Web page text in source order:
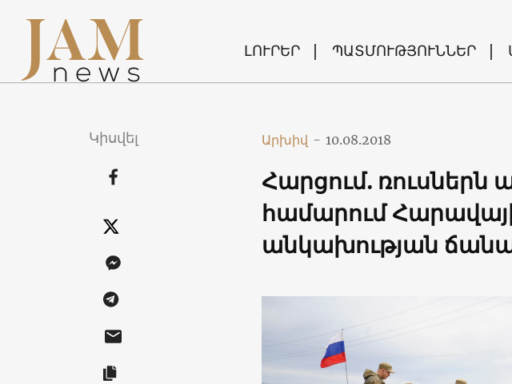
ԼՈՒՐԵՐ ՊԱՏՄՈՒԹՅՈՒՆՆԵՐ
Կիսվել Արխիվ - 10.08.2018
Հարցում.
համարում
անկախության